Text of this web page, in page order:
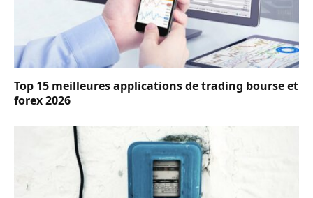
Top 15 meilleures applications de trading bourse et
forex 2026